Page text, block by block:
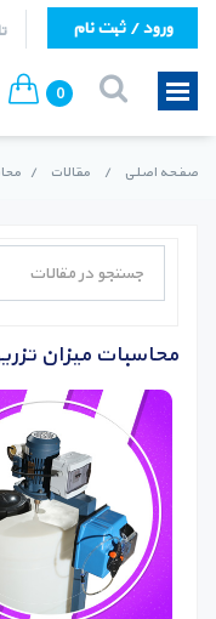
ورود / ثبت نام
0
صفحه اصلی / مقالات /
محاسبات میزان